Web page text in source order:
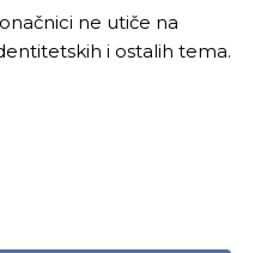
ne utiče na
i ostalih tema.